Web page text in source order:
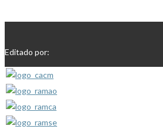
Editado por: